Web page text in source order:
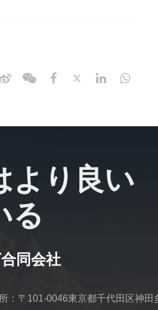
より良い
る
：〒101-0046東京都千代田区神田
同会社